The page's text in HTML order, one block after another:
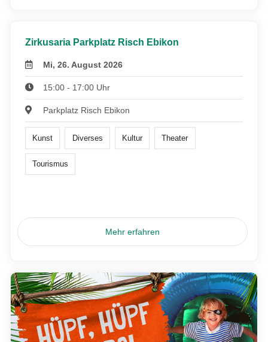
Zirkusaria Parkplatz Risch Ebikon
Mi, 26. August 2026
15:00 - 17:00 Uhr
Parkplatz Risch Ebikon
Kunst Diverses Kultur Theater
Tourismus
Mehr erfahren